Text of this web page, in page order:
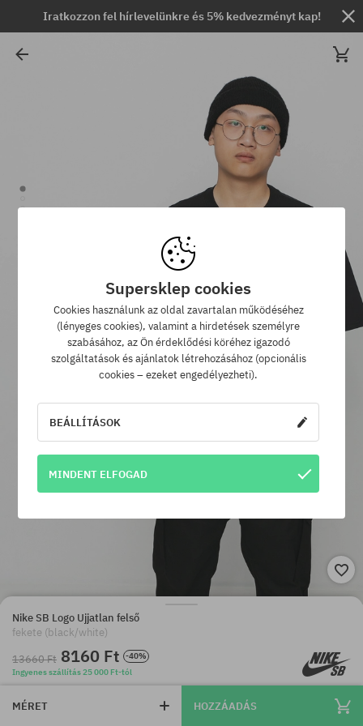
Iratkozzon fel hírlevelünkre és 5% kedvezményt kap!
Nike SB Logo Ujjatlan felső
fekete (black/white)
13660 Ft 8160 Ft
-40%
Ingyenes szállítás 25 000 Ft-tól
MÉRET HOZZÁADÁS
Supersklep cookies
Cookies használunk az oldal zavartalan működéséhez
(lényeges cookies), valamint a hirdetések személyre
szabásához, az Ön érdeklődési köréhez igazodó
szolgáltatások és ajánlatok létrehozásához (opcionális
cookies – ezeket engedélyezheti).
BEÁLLÍTÁSOK
MINDENT ELFOGAD